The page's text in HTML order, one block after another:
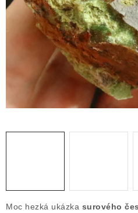
ČLÁNKY
NALEZIŠTĚ
NÁŠ PŘÍBĚH
VIDEOGALERIE
Moc hezká ukázka surového